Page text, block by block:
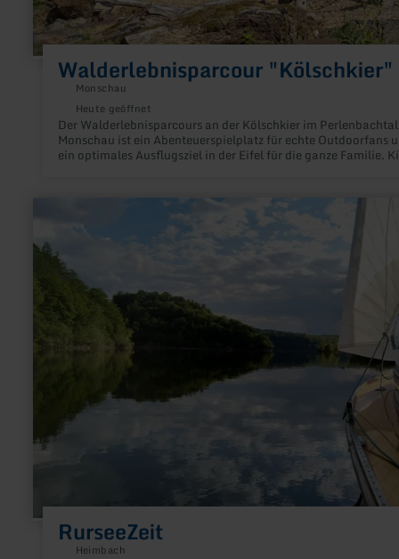
Walderlebnisparcour "Kölschkier"
Monschau
Heute geöffnet
Der Walderlebnisparcours an der Kölschkier im
Monschau ist ein Abenteuerspielplatz für echte Outdoorfans
ein optimales Ausflugsziel in der Eifel für die ganze Familie.
Sinnen erleben. Spielerisch werden pädagogisch wertvolle
Lernprozesse in Gang gebracht. So wird das Bewusstsein für
Umgang mit der Natur geschärft.
RurseeZeit
Heimbach
erfahren
RurseeZeit